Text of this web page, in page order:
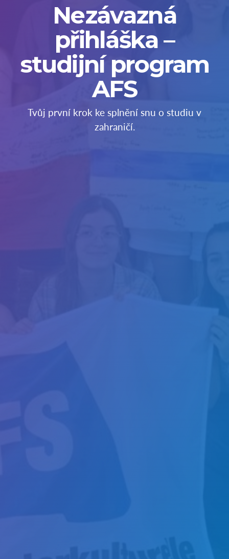
Nezávazná
přihláška –
studijní program
AFS
Tvůj první krok ke splnění snu o studiu v
zahraničí.